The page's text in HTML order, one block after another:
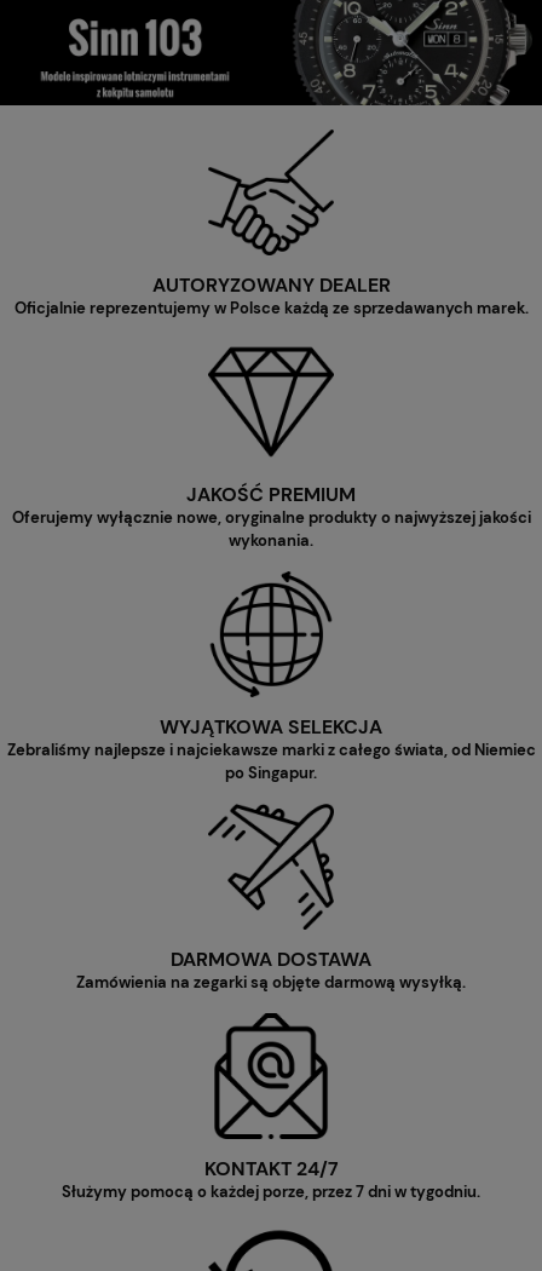
AUTORYZOWANY DEALER
Oficjalnie reprezentujemy w Polsce każdą ze sprzedawanych marek.
JAKOŚĆ PREMIUM
Oferujemy wyłącznie nowe, oryginalne produkty o najwyższej jakości
wykonania.
WYJĄTKOWA SELEKCJA
Zebraliśmy najlepsze i najciekawsze marki z całego świata, od Niemiec
po Singapur.
DARMOWA DOSTAWA
Zamówienia na zegarki są objęte darmową wysyłką.
KONTAKT 24/7
Służymy pomocą o każdej porze, przez 7 dni w tygodniu.